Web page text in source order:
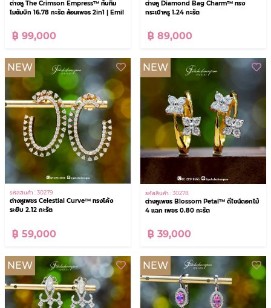
ต่างหู The Crimson Empress™ ทับทิม
โมซัมบิก 16.78 กะรัต ล้อมเพชร 2in1 | Emil
฿ 99,000
ต่างหู Diamond Bag Charm™ ทรง
กระเป๋าหรู 1.24 กะรัต
฿ 89,000
NEW
รหัสสินค้า : 30279
ต่างหูเพชร Celestial Curve™ ทรงโค้ง
ระยิบ 2.12 กะรัต
฿ 59,000
NEW
รหัสสินค้า : 30278
ต่างหูเพชร Blossom Petal™ ดีไซน์ดอกไม้
4 แฉก เพชร 0.80 กะรัต
฿ 39,000
NEW NEW